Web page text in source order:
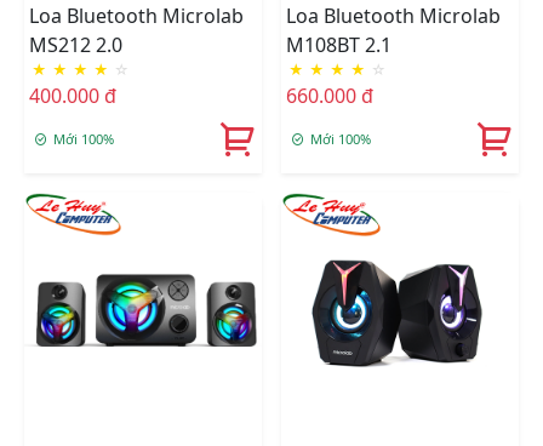
Loa Bluetooth Microlab
MS212 2.0
★ ★ ★ ★ ☆
400.000 đ
Mới 100%
Loa Bluetooth Microlab
M108BT 2.1
★ ★ ★ ★ ☆
660.000 đ
Mới 100%